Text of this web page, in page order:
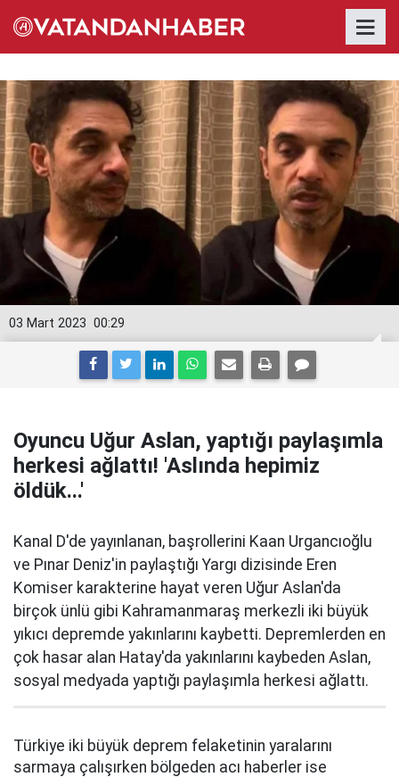
00:29
03 Mart 2023
Oyuncu Uğur Aslan, yaptığı paylaşımla
herkesi ağlattı! 'Aslında hepimiz
öldük...'
Kanal D'de yayınlanan, başrollerini Kaan Urgancıoğlu
ve Pınar Deniz'in paylaştığı Yargı dizisinde Eren
Komiser karakterine hayat veren Uğur Aslan'da
birçok ünlü gibi Kahramanmaraş merkezli iki büyük
yıkıcı depremde yakınlarını kaybetti. Depremlerden en
çok hasar alan Hatay'da yakınlarını kaybeden Aslan,
sosyal medyada yaptığı paylaşımla herkesi ağlattı.
Türkiye iki büyük deprem felaketinin yaralarını
sarmaya çalışırken bölgeden acı haberler ise